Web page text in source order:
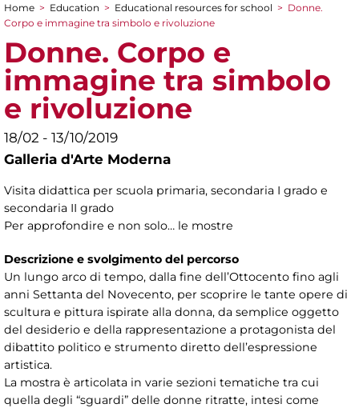
You are here
Home > Education > Educational resources for school > Donne.
Corpo e immagine tra simbolo e rivoluzione
Donne. Corpo e
immagine tra simbolo
e rivoluzione
18/02 - 13/10/2019
Galleria d'Arte Moderna
Visita didattica per scuola primaria, secondaria I grado e
secondaria II grado
Per approfondire e non solo… le mostre
Descrizione e svolgimento del percorso
Un lungo arco di tempo, dalla fine dell’Ottocento fino agli
anni Settanta del Novecento, per scoprire le tante opere di
scultura e pittura ispirate alla donna, da semplice oggetto
del desiderio e della rappresentazione a protagonista del
dibattito politico e strumento diretto dell’espressione
artistica.
La mostra è articolata in varie sezioni tematiche tra cui
quella degli “sguardi” delle donne ritratte, intesi come